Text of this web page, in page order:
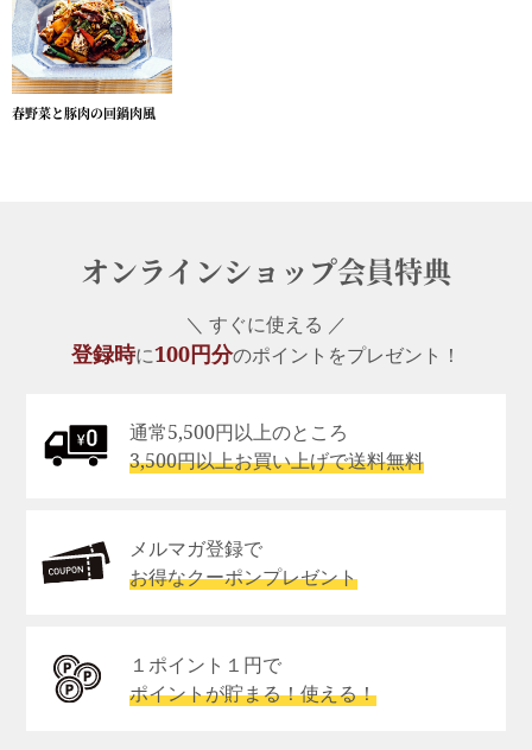
春野菜と豚肉の回鍋肉風
オンラインショップ会員特典
＼ すぐに使える ／
登録時に100円分のポイントをプレゼント！
通常5,500円以上のところ
3,500円以上お買い上げで送料無料
メルマガ登録で
お得なクーポンプレゼント
１ポイント１円で
ポイントが貯まる！使える！